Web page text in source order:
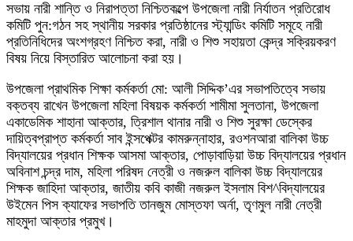
সভায় নারী শান্তি ও নিরাপত্তা নিশ্চিতকল্পে উপজেলা নারী নির্যাতন প্রতিরোধ
কমিটি পুন:গঠন সহ স্থানীয় সরকার প্রতিষ্ঠানের স্ট্যান্ডিং কমিটি সমূহে নারী
প্রতিনিধিদের অংশগ্রহণ নিশ্চিত করা, নারী ও শিশু সহায়তা কেন্দ্র সক্রিয়করণ
বিষয় নিয়ে বিস্তারিত আলোচনা করা হয়।
উপজেলা প্রাথমিক শিক্ষা কর্মকর্তা মো: আলী সিদ্দিক’এর সভাপতিত্বে সভায়
বক্তব্য রাখেন উপজেলা মহিলা বিষয়ক কর্মকর্তা শামীমা সুলতানা, উপজেলা
একাডেমিক শাহানা আক্তার, ত্রিশাল থানার নারী ও শিশু সুরক্ষা ডেস্কের
দায়িত্বপ্রাপ্ত কর্মকর্তা সাব ইন্সপেক্টর কামরুন্নাহার, রওশনআরা বালিকা উচ্চ
বিদ্যালয়ের প্রধান শিক্ষক আসমা আক্তার, পোড়াবাড়িয়া উচ্চ বিদ্যালয়ের প্রধান
অবিনাশ চন্দ্র দাম, মহিলা পরিষদ নেত্রী ও নজরুল বালিকা উচ্চ বিদ্যালয়ের
শিক্ষক জাহিদা আক্তার, জাতীয় কবি কাজী নজরুল ইসলাম বিশ^বিদ্যালয়ের
উইমেন পিস ক্যাফের সভাপতি তানজুম মোস্তফা অর্না, তৃণমুল নারী নেত্রী
মাহমুদা আক্তার প্রমুখ।